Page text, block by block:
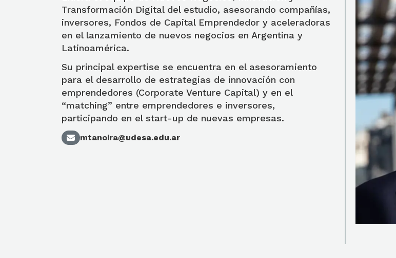
Transformación Digital del estudio, asesorando compañías,
inversores, Fondos de Capital Emprendedor y aceleradoras
en el lanzamiento de nuevos negocios en Argentina y
Latinoamérica.
Su principal expertise se encuentra en el asesoramiento
para el desarrollo de estrategias de innovación con
emprendedores (Corporate Venture Capital) y en el
“matching” entre emprendedores e inversores,
participando en el start-up de nuevas empresas.
mtanoira@udesa.edu.ar